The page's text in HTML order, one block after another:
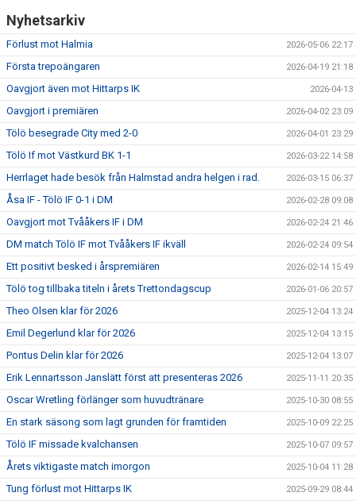
Nyhetsarkiv
Förlust mot Halmia 2026-05-06 22:17
Första trepoängaren 2026-04-19 21:18
Oavgjort även mot Hittarps IK 2026-04-13
Oavgjort i premiären 2026-04-02 23:09
Tölö besegrade City med 2-0 2026-04-01 23:29
Tölö If mot Västkurd BK 1-1 2026-03-22 14:58
Herrlaget hade besök från Halmstad andra helgen i rad. 2026-03-15 06:37
Åsa IF - Tölö IF 0-1 i DM 2026-02-28 09:08
Oavgjort mot Tvååkers IF i DM 2026-02-24 21:46
DM match Tölö IF mot Tvååkers IF ikväll 2026-02-24 09:54
Ett positivt besked i årspremiären 2026-02-14 15:49
Tölö tog tillbaka titeln i årets Trettondagscup 2026-01-06 20:57
Theo Olsen klar för 2026 2025-12-04 13:24
Emil Degerlund klar för 2026 2025-12-04 13:15
Pontus Delin klar för 2026 2025-12-04 13:07
Erik Lennartsson Janslätt först att presenteras 2026 2025-11-11 20:35
Oscar Wretling förlänger som huvudtränare 2025-10-30 08:55
En stark säsong som lagt grunden för framtiden 2025-10-09 22:25
Tölö IF missade kvalchansen 2025-10-07 09:57
Årets viktigaste match imorgon 2025-10-04 11:28
Tung förlust mot Hittarps IK 2025-09-29 08:44